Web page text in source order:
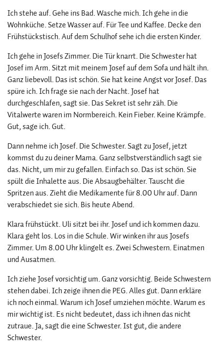
Ich stehe auf. Gehe ins Bad. Wasche mich. Ich gehe in die
Wohnküche. Setze Wasser auf. Für Tee und Kaffee. Decke den
Frühstückstisch. Auf dem Schulhof sehe ich die ersten Kinder.
Ich gehe in Josefs Zimmer. Die Tür knarrt. Die Schwester hat
Josef im Arm. Sitzt mit meinem Josef auf dem Sofa und hält ihn.
Ganz liebevoll. Das ist schön. Sie hat keine Angst vor Josef. Das
spüre ich. Ich frage sie nach der Nacht. Josef hat
durchgeschlafen, sagt sie. Das Sekret ist sehr zäh. Die
Vitalwerte waren im Normbereich. Kein Fieber. Keine Krämpfe.
Gut, sage ich. Gut.
Dann nehme ich Josef. Die Schwester. Sagt zu Josef, jetzt
kommst du zu deiner Mama. Ganz selbstverständlich sagt sie
das. Nicht, um mir zu gefallen. Einfach so. Das ist schön. Sie
spült die Inhalette aus. Die Absaugbehälter. Tauscht die
Spritzen aus. Zieht die Medikamente für 8.00 Uhr auf. Dann
verabschiedet sie sich. Bis heute Abend.
Klara frühstückt. Uli sitzt bei ihr. Josef und ich kommen dazu.
Klara geht los. Los in die Schule. Wir winken ihr aus Josefs
Zimmer. Um 8.00 Uhr klingelt es. Zwei Schwestern. Einatmen
und Ausatmen.
Ich ziehe Josef vorsichtig um. Ganz vorsichtig. Beide Schwestern
stehen dabei. Ich zeige ihnen die PEG. Alles gut. Dann erkläre
ich noch einmal. Warum ich Josef umziehen möchte. Warum es
mir wichtig ist. Es nicht bedeutet, dass ich ihnen das nicht
zutraue. Ja, sagt die eine Schwester. Ist gut, die andere
Schwester.